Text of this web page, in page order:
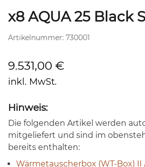
x8 AQUA 25 Black
Artikelnummer: 730001
9.531,00 €
inkl. MwSt.
Hinweis:
Die folgenden Artikel werden
mitgeliefert und sind im
bereits enthalten:
Wärmetauscherbox (WT-Box) II